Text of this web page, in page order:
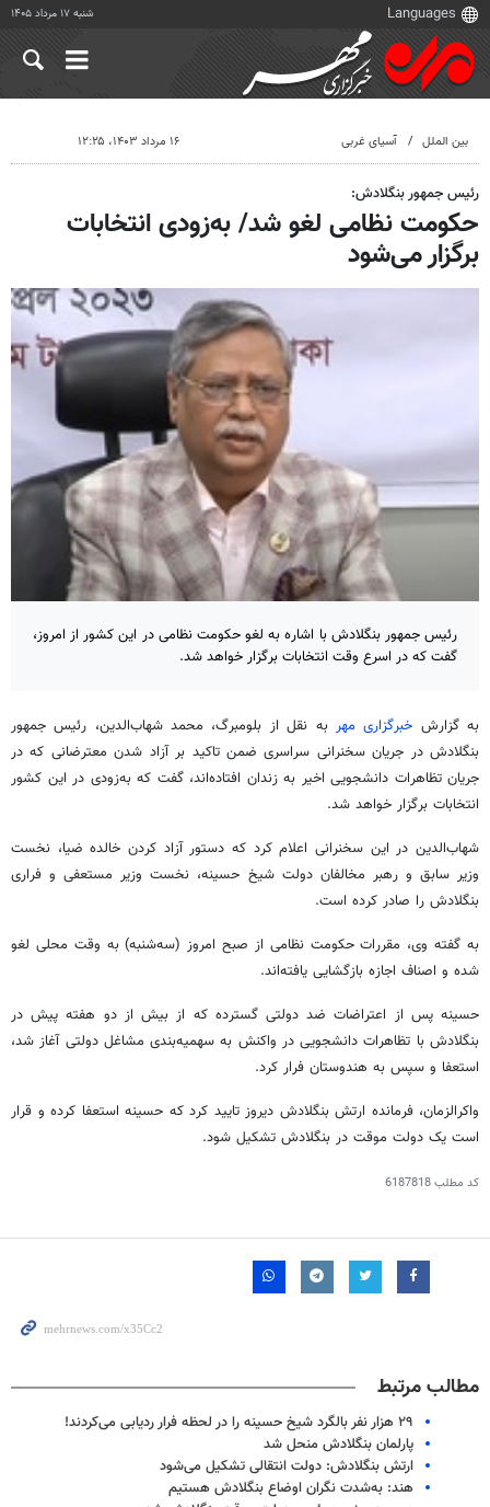
شنبه ۱۷ مرداد ۱۴۰۵
بین الملل آسیای غربی ۱۶ مرداد ۱۴۰۳، ۱۲:۲۵
رئیس جمهور بنگلادش:
حکومت نظامی لغو شد/ به‌زودی انتخابات
برگزار می‌شود
رئیس جمهور بنگلادش با اشاره به لغو حکومت نظامی در این کشور از امروز،
گفت که در اسرع وقت انتخابات برگزار خواهد شد.
به گزارش خبرگزاری مهر به نقل از بلومبرگ، محمد شهاب‌الدین، رئیس جمهور
بنگلادش در جریان سخنرانی سراسری ضمن تاکید بر آزاد شدن معترضانی که در
جریان تظاهرات دانشجویی اخیر به زندان افتاده‌اند، گفت که به‌زودی در این کشور
انتخابات برگزار خواهد شد.
شهاب‌الدین در این سخنرانی اعلام کرد که دستور آزاد کردن خالده ضیا، نخست
وزیر سابق و رهبر مخالفان دولت شیخ حسینه، نخست وزیر مستعفی و فراری
بنگلادش را صادر کرده است.
به گفته وی، مقررات حکومت نظامی از صبح امروز (سه‌شنبه) به وقت محلی لغو
شده و اصناف اجازه بازگشایی یافته‌اند.
حسینه پس از اعتراضات ضد دولتی گسترده که از بیش از دو هفته پیش در
بنگلادش با تظاهرات دانشجویی در واکنش به سهمیه‌بندی مشاغل دولتی آغاز شد،
استعفا و سپس به هندوستان فرار کرد.
واکرالزمان، فرمانده ارتش بنگلادش دیروز تایید کرد که حسینه استعفا کرده و قرار
است یک دولت موقت در بنگلادش تشکیل شود.
کد مطلب6187818
مطالب مرتبط
۲۹ هزار نفر بالگرد شیخ حسینه را در لحظه فرار ردیابی می‌کردند!
پارلمان بنگلادش منحل شد
ارتش بنگلادش: دولت انتقالی تشکیل می‌شود
هند: به‌شدت نگران اوضاع بنگلادش هستیم